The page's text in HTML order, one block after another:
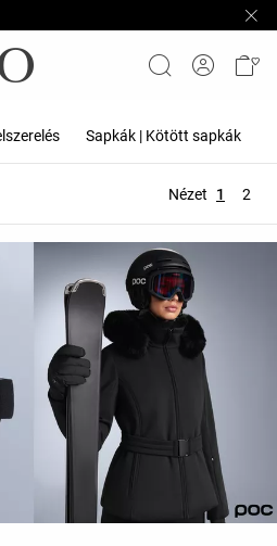
Sapkák | Kötött sapkák
Nézet 1 2